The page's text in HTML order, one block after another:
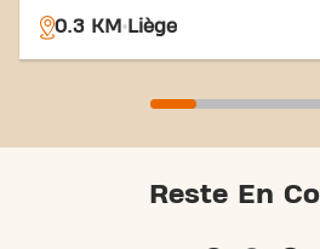
0.3 KM Liège
Reste En